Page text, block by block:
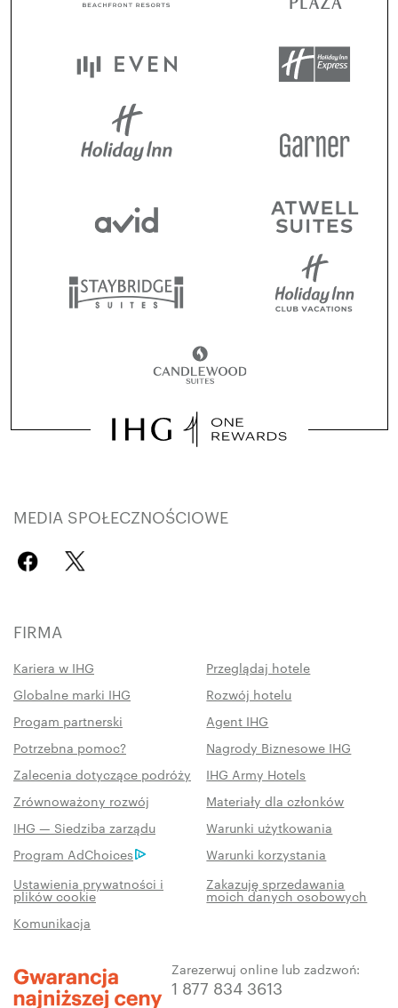
MEDIA SPOŁECZNOŚCIOWE
FIRMA
Kariera w IHG
Przeglądaj hotele
Globalne marki IHG
Rozwój hotelu
Progam partnerski
Agent IHG
Potrzebna pomoc?
Nagrody Biznesowe IHG
Zalecenia dotyczące podróży
IHG Army Hotels
Zrównoważony rozwój
Materiały dla członków
IHG — Siedziba zarządu
Warunki użytkowania
Program AdChoices
Warunki korzystania
Ustawienia prywatności i
plików cookie
Zakazuję sprzedawania
moich danych osobowych
Komunikacja
Zarezerwuj online lub zadzwoń:
1 877 834 3613